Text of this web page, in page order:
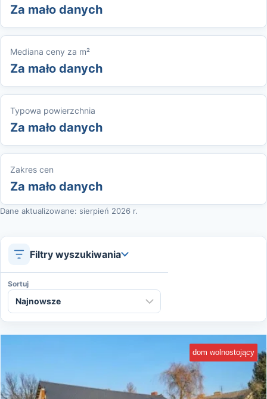
Za mało danych
Mediana ceny za m²
Za mało danych
Typowa powierzchnia
Za mało danych
Zakres cen
Za mało danych
Dane aktualizowane: sierpień 2026 r.
Filtry wyszukiwania
Sortuj
dom wolnostojący